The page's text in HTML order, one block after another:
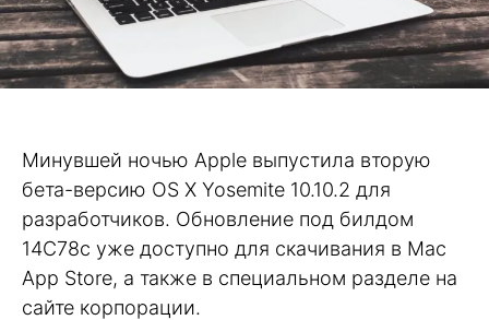
Минувшей ночью Apple выпустила вторую
бета-версию OS X Yosemite 10.10.2 для
разработчиков. Обновление под билдом
14C78c уже доступно для скачивания в Mac
App Store, а также в специальном разделе на
сайте корпорации.